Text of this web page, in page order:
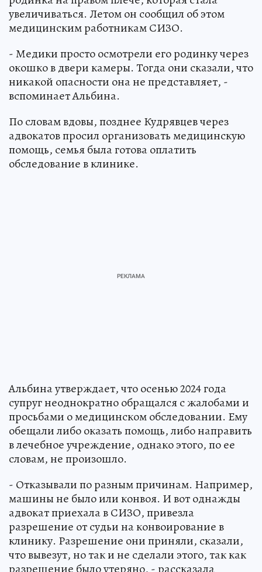
увеличиваться. Летом он сообщил об этом
медицинским работникам СИЗО.
- Медики просто осмотрели его родинку через
окошко в двери камеры. Тогда они сказали, что
никакой опасности она не представляет, -
вспоминает Альбина.
По словам вдовы, позднее Кудрявцев через
адвокатов просил организовать медицинскую
помощь, семья была готова оплатить
обследование в клинике.
Альбина утверждает, что осенью 2024 года
супруг неоднократно обращался с жалобами и
просьбами о медицинском обследовании. Ему
обещали либо оказать помощь, либо направить
в лечебное учреждение, однако этого, по ее
словам, не произошло.
- Отказывали по разным причинам. Например,
машины не было или конвоя. И вот однажды
адвокат приехала в СИЗО, привезла
разрешение от судьи на конвоирование в
клинику. Разрешение они приняли, сказали,
что вывезут, но так и не сделали этого, так как
разрешение было утеряно, - рассказала